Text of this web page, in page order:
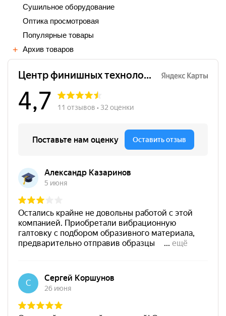
Сушильное оборудование
Оптика просмотровая
Популярные товары
Архив товаров